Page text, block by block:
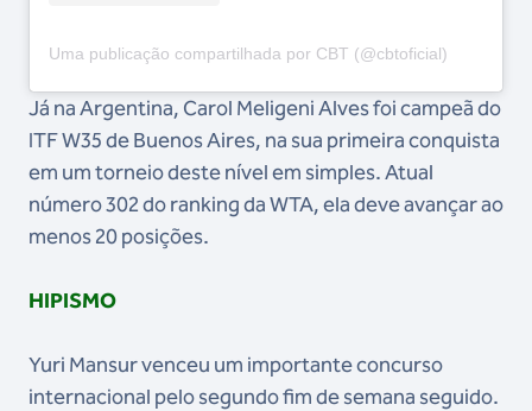
Uma publicação compartilhada por CBT (@cbtoficial)
Já na Argentina, Carol Meligeni Alves foi campeã do
ITF W35 de Buenos Aires, na sua primeira conquista
em um torneio deste nível em simples. Atual
número 302 do ranking da WTA, ela deve avançar ao
menos 20 posições.
HIPISMO
Yuri Mansur venceu um importante concurso
internacional pelo segundo fim de semana seguido.